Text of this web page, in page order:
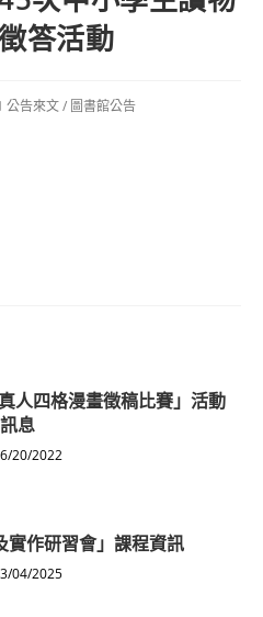
答活動
公告來文/ 圖書館公告
人四格漫畫徵稿比賽」活動
訊息
20/2022
實作研習會」課程資訊
04/2025